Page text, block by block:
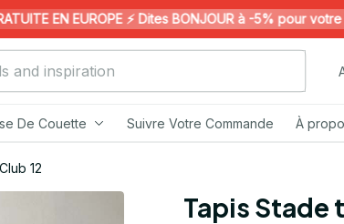
EN EUROPE ⚡️ Dites BONJOUR à -5% pour votre
De Couette Suivre Votre Commande À
12
Tapis Stade